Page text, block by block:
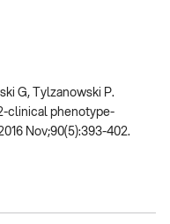
G, Tylzanowski P.
clinical phenotype-
Nov;90(5):393-402.